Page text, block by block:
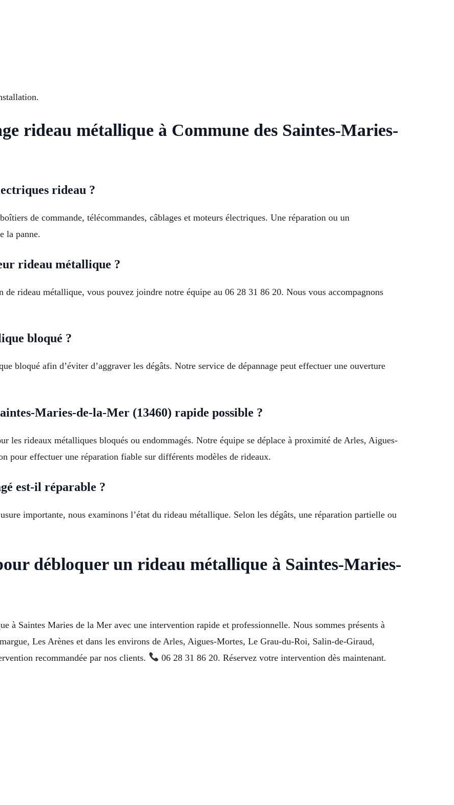
rideau métallique à Commune des Saintes-Maries-
rideau ?
de commande, télécommandes, câblages et moteurs électriques. Une réparation ou un
la panne.
rideau métallique ?
de rideau métallique, vous pouvez joindre notre équipe au 06 28 31 86 20. Nous vous accompagnons
bloqué ?
bloqué afin d’éviter d’aggraver les dégâts. Notre service de dépannage peut effectuer une ouverture
Maries-de-la-Mer (13460) rapide possible ?
les rideaux métalliques bloqués ou endommagés. Notre équipe se déplace à proximité de Arles, Aigues-
pour effectuer une réparation fiable sur différents modèles de rideaux.
est-il réparable ?
importante, nous examinons l’état du rideau métallique. Selon les dégâts, une réparation partielle ou
débloquer un rideau métallique à Saintes-Maries-
à Saintes Maries de la Mer avec une intervention rapide et professionnelle. Nous sommes présents à
Les Arènes et dans les environs de Arles, Aigues-Mortes, Le Grau-du-Roi, Salin-de-Giraud,
recommandée par nos clients. 06 28 31 86 20. Réservez votre intervention dès maintenant.